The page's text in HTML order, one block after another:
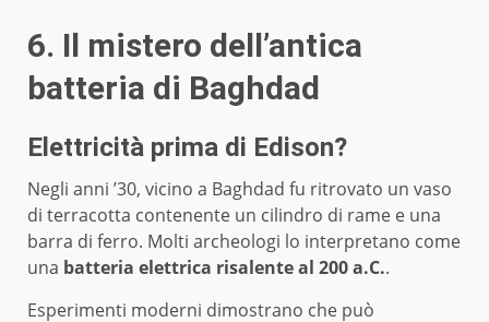
6. Il mistero dell’antica
batteria di Baghdad
Elettricità prima di Edison?
Negli anni ’30, vicino a Baghdad fu ritrovato un vaso
di terracotta contenente un cilindro di rame e una
barra di ferro. Molti archeologi lo interpretano come
una batteria elettrica risalente al 200 a.C..
Esperimenti moderni dimostrano che può